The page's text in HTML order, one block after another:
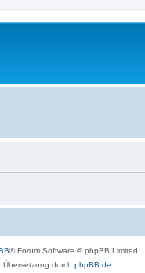
® Forum Software © phpBB Limited
Übersetzung durch phpBB.de